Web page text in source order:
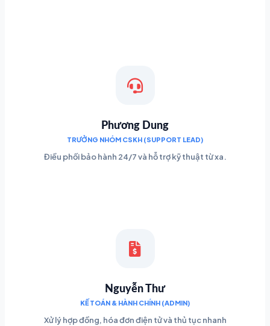
Phương Dung
TRƯỞNG NHÓM CSKH (SUPPORT LEAD)
Điều phối bảo hành 24/7 và hỗ trợ kỹ thuật từ xa.
Nguyễn Thư
KẾ TOÁN & HÀNH CHÍNH (ADMIN)
Xử lý hợp đồng, hóa đơn điện tử và thủ tục nhanh